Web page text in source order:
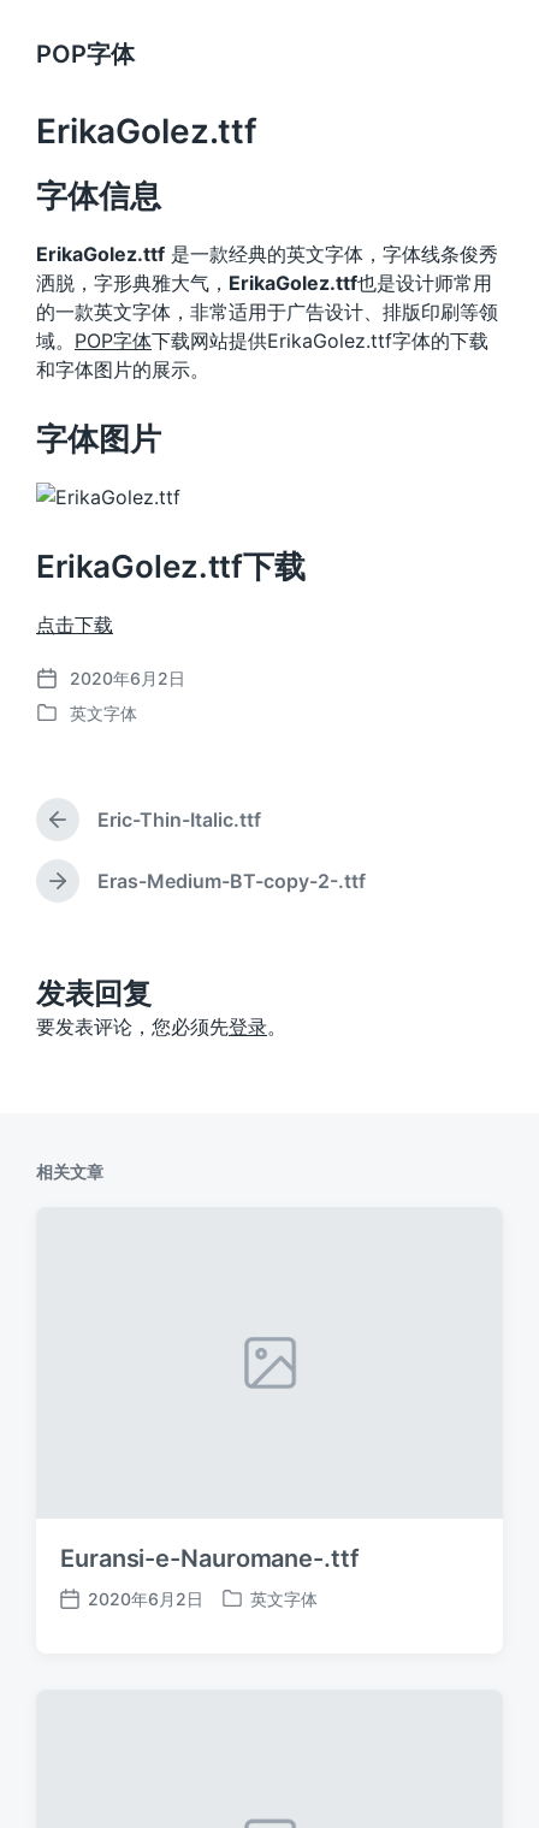
POP字体
ErikaGolez.ttf
字体信息
ErikaGolez.ttf 是一款经典的英文字体，字体线条俊秀
洒脱，字形典雅大气， ErikaGolez.ttf也是设计师常用
的一款英文字体，非常适用于广告设计、排版印刷等领
域。 POP字体下载网站提供ErikaGolez.ttf字体的下载
和字体图片的展示。
字体图片
ErikaGolez.ttf下载
点击下载
发
布
2020年6月2日
发
英文字体
上
篇
文
章
Eric-Thin-Italic.ttf
下
：
Eras-Medium-BT-copy-2-.ttf
发表回复
要发表评论，您必须先登录。
相关文章
Euransi-e-Nauromane-.ttf
发
2020年6月2日
发
英文字体